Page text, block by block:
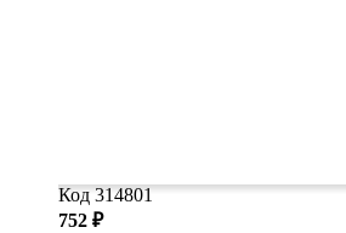
Код 314801
752 ₽